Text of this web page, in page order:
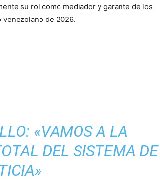
su rol como mediador y garante de los
de 2026.
«VAMOS A LA
DEL SISTEMA DE